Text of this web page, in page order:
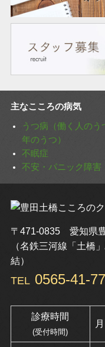
主なこころの病気
うつ病（働く人の
年のうつ）
不眠症
不安・パニック障害
〒471-0835 愛知県
（名鉄三河線「土
結）
TEL 0565-41-
診療時間
(受付時間)
月